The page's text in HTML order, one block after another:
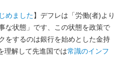
めました】デフレは「労働(者)より
な状態」です、この状態を政策で
をするのは銀行を始めとした金持
解して先進国では常識のインフ